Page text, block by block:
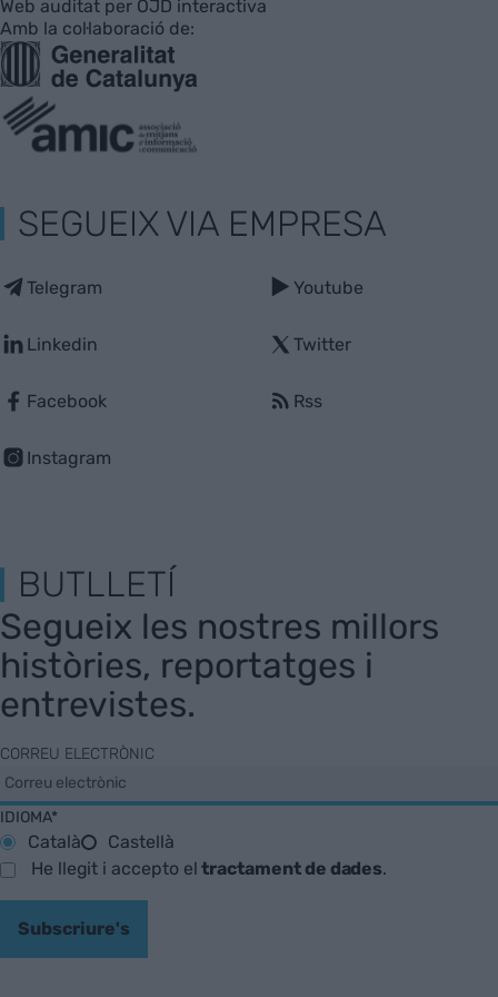
Web auditat per OJD interactiva
Amb la col·laboració de:
SEGUEIX VIA EMPRESA
Telegram
Linkedin
Facebook
Instagram
Youtube
Twitter
Rss
BUTLLETÍ
Segueix les nostres millors
històries, reportatges i
entrevistes.
CORREU ELECTRÒNIC
IDIOMA*
Català
Castellà
He llegit i accepto eltractament de dades.
Subscriure's